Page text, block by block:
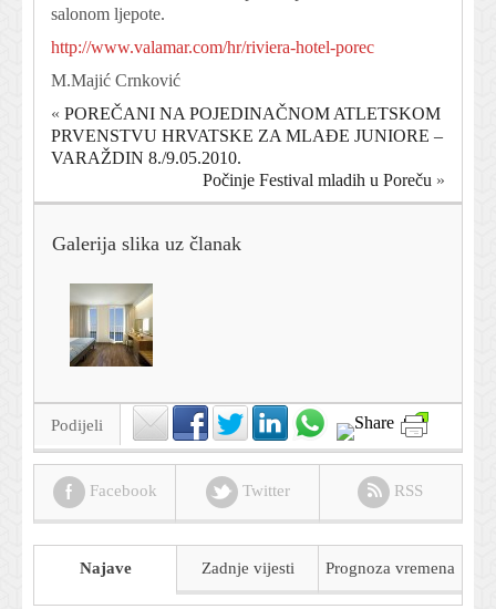
salonom ljepote.
http://www.valamar.com/hr/riviera-hotel-porec
M.Majić Crnković
« POREČANI NA POJEDINAČNOM ATLETSKOM
PRVENSTVU HRVATSKE ZA MLAĐE JUNIORE –
VARAŽDIN 8./9.05.2010.
Počinje Festival mladih u Poreču »
Galerija slika uz članak
Podijeli
Facebook Twitter RSS
Najave Zadnje vijesti Prognoza vremena